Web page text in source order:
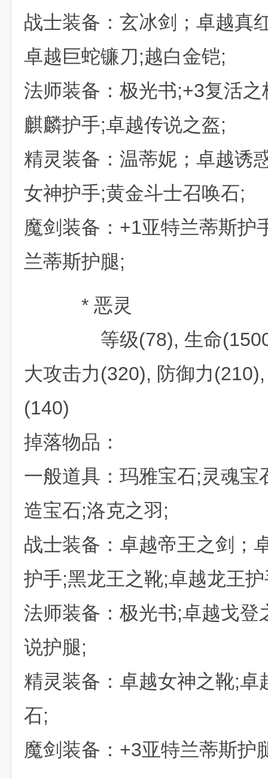
战士装备：玄冰剑；卓越真
卓越巨蛇镰刀;越白金铠;
法师装备：极光书;+3复活
麒麟护手;卓越传说之盔;
精灵装备：温蒂妮；卓越诱
女神护手;黄金斗士召唤石;
魔剑装备：+1亚特兰蒂斯护
兰蒂斯护腿;
* 恶灵
等级(78), 生命
大攻击力(320), 防御力
(140)
掉落物品：
一般道具：玛雅宝石;灵魂
造宝石;洛克之羽;
战士装备：卓越帝王之剑；
护手;黑龙王之靴;卓越龙王
法师装备：极光书;卓越戈
说护腿;
精灵装备：卓越女神之靴;
石;
魔剑装备：+3亚特兰蒂斯护